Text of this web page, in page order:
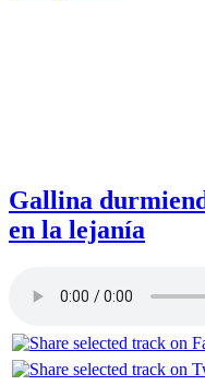
Gallina
en la lejanía